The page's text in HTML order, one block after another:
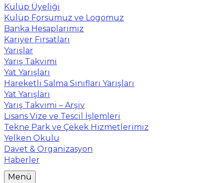
Kulüp Üyeliği
Kulüp Forsumuz ve Logomuz
Banka Hesaplarımız
Kariyer Fırsatları
Yarışlar
Yarış Takvimi
Yat Yarışları
Hareketli Salma Sınıfları Yarışları
Yat Yarışları
Yarış Takvimi – Arşiv
Lisans Vize ve Tescil İşlemleri
Tekne Park ve Çekek Hizmetlerimiz
Yelken Okulu
Davet & Organizasyon
Haberler
Menü